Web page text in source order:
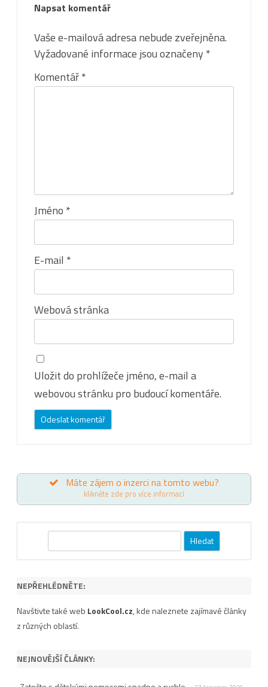
Napsat komentář
Vaše e-mailová adresa nebude zveřejněna.
Vyžadované informace jsou označeny *
Komentář*
Jméno *
E-mail *
Webová stránka
Uložit do prohlížeče jméno, e-mail a
webovou stránku pro budoucí komentáře.
Máte zájem o inzerci na tomto webu?
klikněte zde pro více informací
NEPŘEHLÉDNĚTE:
Navštivte také web LookCool.cz, kde naleznete zajímavé články
z různých oblastí.
NEJNOVĚJŠÍ ČLÁNKY: